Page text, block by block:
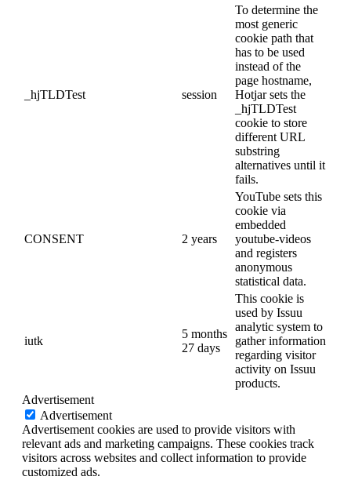
_hjTLDTest session
To determine the
most generic
cookie path that
has to be used
instead of the
page hostname,
Hotjar sets the
_hjTLDTest
cookie to store
different URL
substring
alternatives until it
fails.
CONSENT 2 years
YouTube sets this
cookie via
embedded
youtube-videos
and registers
anonymous
statistical data.
iutk
5 months
27 days
This cookie is
used by Issuu
analytic system to
gather information
regarding visitor
activity on Issuu
products.
Advertisement
Advertisement
Advertisement cookies are used to provide visitors with
relevant ads and marketing campaigns. These cookies track
visitors across websites and collect information to provide
customized ads.